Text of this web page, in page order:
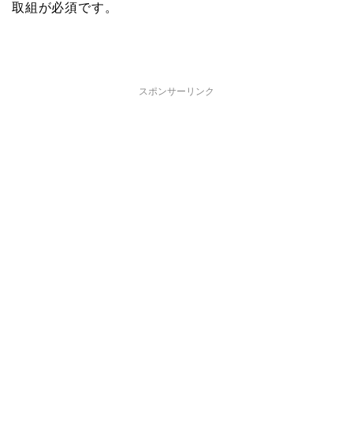
取組が必須です。
スポンサーリンク